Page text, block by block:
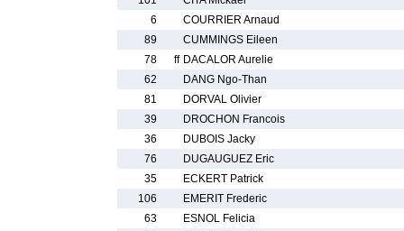
6
COURRIER Arnaud
89
CUMMINGS Eileen
78
ff DACALOR Aurelie
62
DANG Ngo-Than
81
DORVAL Olivier
39
DROCHON Francois
36
DUBOIS Jacky
76
DUGAUGUEZ Eric
35
ECKERT Patrick
106
EMERIT Frederic
63
ESNOL Felicia